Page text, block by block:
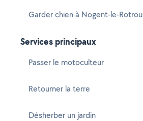
Garder chien à Nogent-le-Rotrou
Services principaux
Passer le motoculteur
Retourner la terre
Désherber un jardin